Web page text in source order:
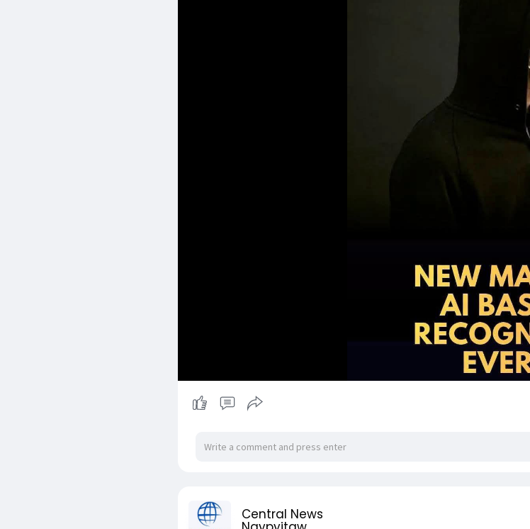
3 w- Translate
မျိုးအောင် အမည်ပေါက်တပ်ဆင်ထားသော ရေခဲစက်လုပ်ငန်း၏ စင်တီ
ကြောင်း သိရသည်။